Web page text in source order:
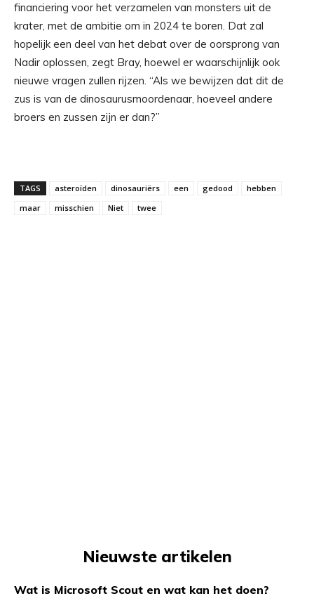
financiering voor het verzamelen van monsters uit de
krater, met de ambitie om in 2024 te boren. Dat zal
hopelijk een deel van het debat over de oorsprong van
Nadir oplossen, zegt Bray, hoewel er waarschijnlijk ook
nieuwe vragen zullen rijzen. “Als we bewijzen dat dit de
zus is van de dinosaurusmoordenaar, hoeveel andere
broers en zussen zijn er dan?”
TAGS asteroïden dinosauriërs een gedood
hebben
maar
misschien Niet twee
Nieuwste artikelen
Wat is Microsoft Scout en wat kan het doen?